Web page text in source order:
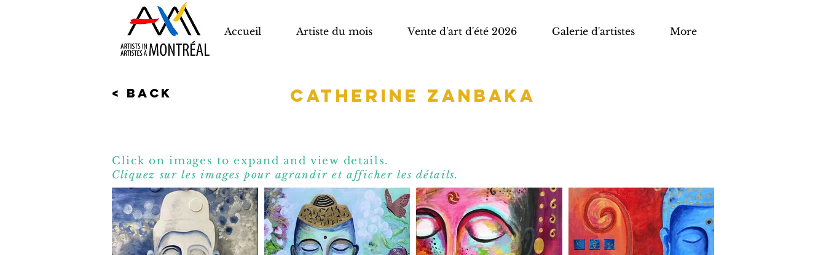
Accueil Artiste du mois Vente d'art d'été 2026 Galerie d'artistes More
< Back Catherine Zanbaka
Click on images to expand and view details.
Cliquez sur les images pour agrandir et afficher les détails.